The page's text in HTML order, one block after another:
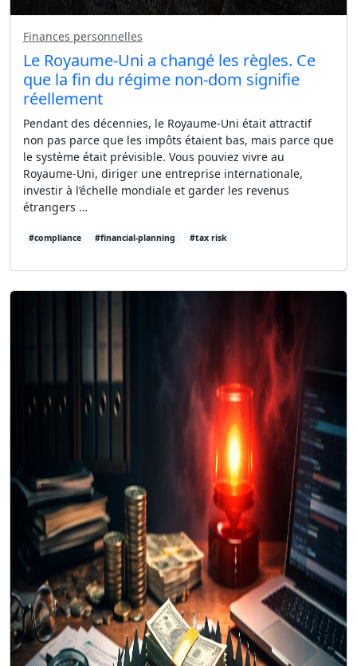
Finances personnelles
Le Royaume-Uni a changé les règles. Ce
que la fin du régime non-dom signifie
réellement
Pendant des décennies, le Royaume-Uni était attractif
non pas parce que les impôts étaient bas, mais parce que
le système était prévisible. Vous pouviez vivre au
Royaume-Uni, diriger une entreprise internationale,
investir à l’échelle mondiale et garder les revenus
étrangers …
#compliance #financial-planning #tax risk